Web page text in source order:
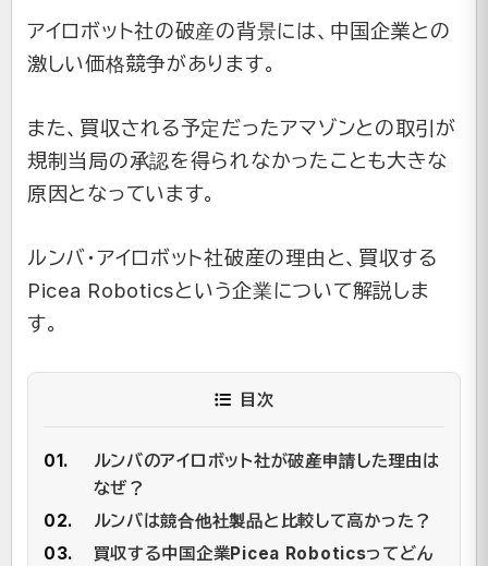
アイロボット社の破産の背景には、中国企業との
激しい価格競争があります。
また、買収される予定だったアマゾンとの取引が
規制当局の承認を得られなかったことも大きな
原因となっています。
ルンバ・アイロボット社破産の理由と、買収する
Picea Roboticsという企業について解説しま
す。
目次
ルンバのアイロボット社が破産申請した理由は
なぜ？
ルンバは競合他社製品と比較して高かった？
買収する中国企業Picea Roboticsってどん